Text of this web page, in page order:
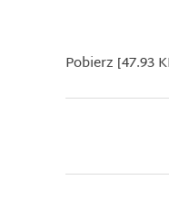
Pobierz [47.93